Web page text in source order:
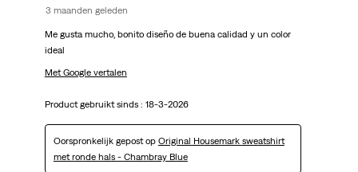
3 maanden geleden
Me gusta mucho, bonito diseño de buena calidad y un color
ideal
Met Google vertalen
Product gebruikt sinds : 18-3-2026
Oorspronkelijk gepost op Original Housemark sweatshirt
met ronde hals - Chambray Blue